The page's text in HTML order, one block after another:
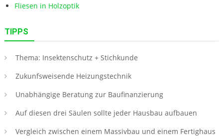
Fliesen in Holzoptik
TIPPS
Thema: Insektenschutz + Stichkunde
Zukunfsweisende Heizungstechnik
Unabhängige Beratung zur Baufinanzierung
Auf diesen drei Säulen sollte jeder Hausbau aufbauen
Vergleich zwischen einem Massivbau und einem Fertighaus